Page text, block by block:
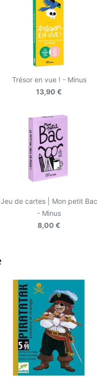
Trésor en vue ! - Minus
13,90 €
Jeu de cartes | Mon petit Bac
- Minus
8,00 €